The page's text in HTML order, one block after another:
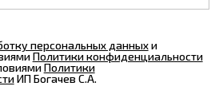
персональных данныхи
Политики конфиденциальности
Политики
ИП Богачев С.А.